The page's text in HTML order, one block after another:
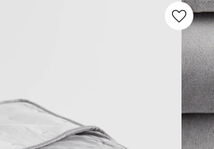
favorite